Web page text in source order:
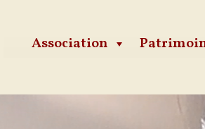
Association